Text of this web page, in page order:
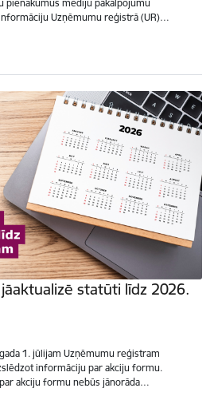
pienākumus mediju pakalpojumu
Uzņēmumu reģistrā (UR)…
statūti līdz 2026.
1. jūlijam Uzņēmumu reģistram
informāciju par akciju formu.
akciju formu nebūs jānorāda…